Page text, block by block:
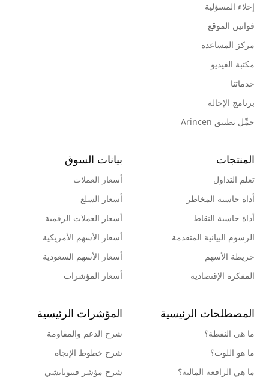
إخلاء المسؤلية
قوانين الموقع
مركز المساعدة
مكتبة الفيديو
خدماتنا
برنامج الإحالة
حمِّل تطبيق Arincen
المنتجات
تعلم التداول
أداة حاسبة المخاطر
أداة حاسبة النقاط
الرسوم البيانية المتقدمة
خريطة الأسهم
المفكرة الإقتصادية
بيانات السوق
أسعار العملات
أسعار السلع
أسعار العملات الرقمية
أسعار الأسهم الأمريكية
أسعار الأسهم السعودية
أسعار المؤشرات
المصطلحات الرئيسية
ما هي النقطة؟
ما هو اللوت؟
ما هي الرافعة المالية؟
المؤشرات الرئيسية
شرح الدعم والمقاومة
شرح خطوط الإتجاه
شرح مؤشر فيبوناتشي